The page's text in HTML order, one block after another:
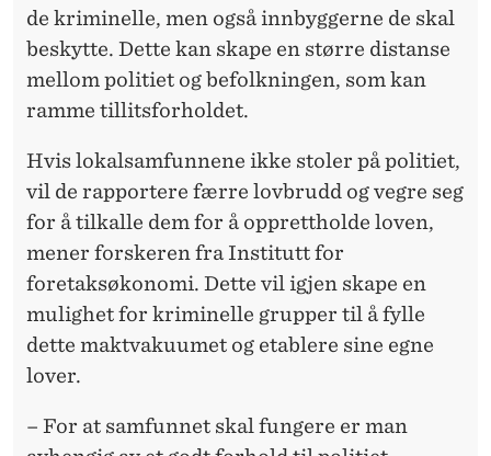
de kriminelle, men også innbyggerne de skal
beskytte. Dette kan skape en større distanse
mellom politiet og befolkningen, som kan
ramme tillitsforholdet.
Hvis lokalsamfunnene ikke stoler på politiet,
vil de rapportere færre lovbrudd og vegre seg
for å tilkalle dem for å opprettholde loven,
mener forskeren fra Institutt for
foretaksøkonomi. Dette vil igjen skape en
mulighet for kriminelle grupper til å fylle
dette maktvakuumet og etablere sine egne
lover.
– For at samfunnet skal fungere er man